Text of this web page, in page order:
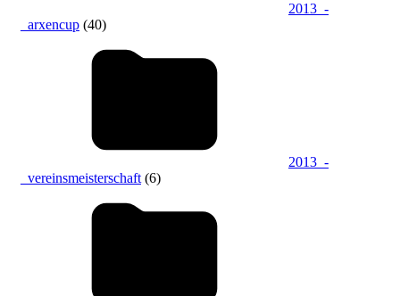
2013_-
_arxencup (40)
2013_-
_vereinsmeisterschaft (6)